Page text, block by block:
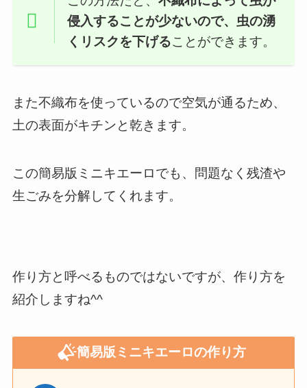
侵入することが少ないので、虫の湧
くリスクを下げることができます。
また不織布を使っているので空気が通るため、
土の表面がキチンと乾きます。
この簡易版ミニキエーロでも、問題なく残渣や
生ごみを分解してくれます。
作り方と呼べるものではないですが、作り方を
紹介しますね^^
簡易版ミニキエーロの作り方